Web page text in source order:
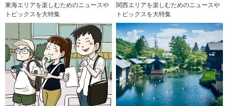
東海エリアを楽しむためのニュースや
トピックスを大特集
関西エリアを楽しむためのニュースや
トピックスを大特集